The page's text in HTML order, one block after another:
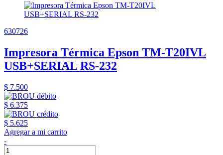
630726
Impresora Térmica Epson TM-T20IVL
USB+SERIAL RS-232
$ 7.500
$ 6.375
$ 5.625
Agregar a mi carrito
-